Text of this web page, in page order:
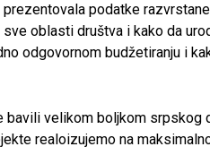
prezentovala podatke
oblasti društva i kako da
odgovornom budžetiranju i
bavili velikom boljkom srpskog
realoizujemo na